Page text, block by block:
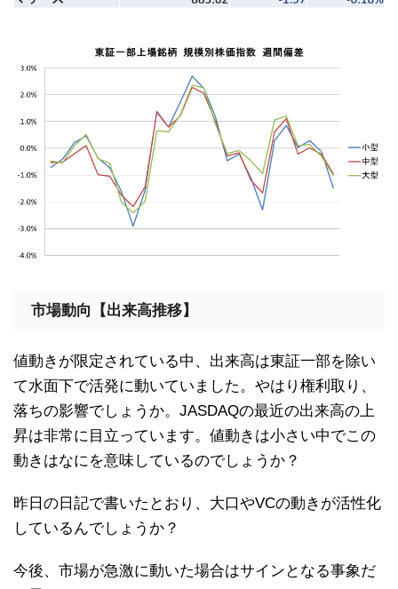
市場動向【出来高推移】
値動きが限定されている中、出来高は東証一部を除い
て水面下で活発に動いていました。やはり権利取り、
落ちの影響でしょうか。JASDAQの最近の出来高の上
昇は非常に目立っています。値動きは小さい中でこの
動きはなにを意味しているのでしょうか？
昨日の日記で書いたとおり、大口やVCの動きが活性化
しているんでしょうか？
今後、市場が急激に動いた場合はサインとなる事象だ